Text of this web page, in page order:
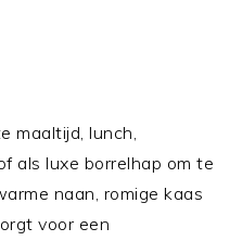
maaltijd, lunch,
als luxe borrelhap om te
naan, romige kaas
voor een